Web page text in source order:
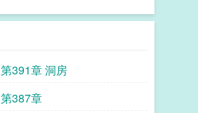
第391章 洞房
第387章